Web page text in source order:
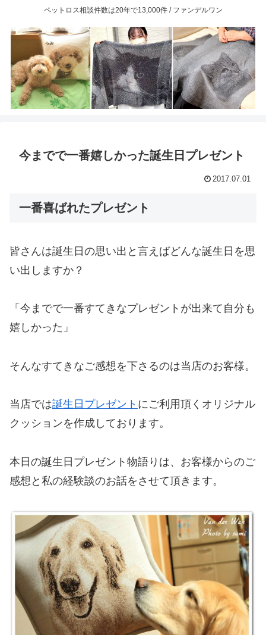
ペットロス相談件数は20年で13,000件 / ファンデルワン
今までで一番嬉しかった誕生日プレゼント
2017.07.01
一番喜ばれたプレゼント
皆さんは誕生日の思い出と言えばどんな誕生日を思
い出しますか？
「今までで一番すてきなプレゼントが出来て自分も
嬉しかった」
そんなすてきなご感想を下さるのは当店のお客様。
当店では誕生日プレゼント にご利用頂くオリジナル
クッションを作成しております。
本日の誕生日プレゼント物語りは、お客様からのご
感想と私の経験談のお話をさせて頂きます。